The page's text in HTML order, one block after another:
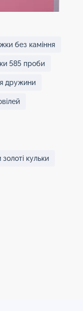
без каміння
585 проби
дружини
кульки